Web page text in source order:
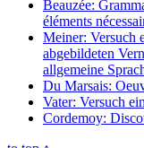
Beauzée:
éléments
Meiner: Versuch
abgebildeten
allgemeine
Du Marsais:
Vater: Versuch
Cordemoy: